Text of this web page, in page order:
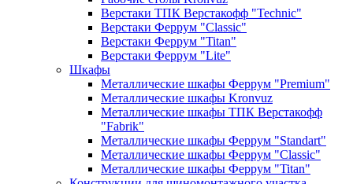
Верстаки ТПК Верстакофф "Technic"
Верстаки Феррум "Classic"
Верстаки Феррум "Titan"
Верстаки Феррум "Lite"
Шкафы
Металлические шкафы Феррум "Premium"
Металлические шкафы Kronvuz
Металлические шкафы ТПК Верстакофф
"Fabrik"
Металлические шкафы Феррум "Standart"
Металлические шкафы Феррум "Classic"
Металлические шкафы Феррум "Titan"